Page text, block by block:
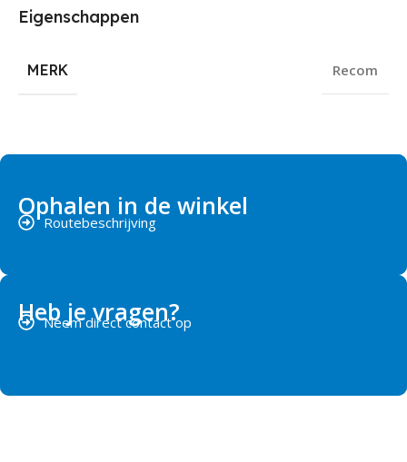
Eigenschappen
MERK Recom
Ophalen in de winkel
Routebeschrijving
Heb je vragen?
Neem direct contact op